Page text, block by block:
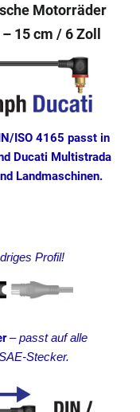
Motorräder
15 cm / 6 Zoll
ISO 4165 passt in
Ducati Multistrada
Landmaschinen.
Profil!
–passt auf alle
Stecker.